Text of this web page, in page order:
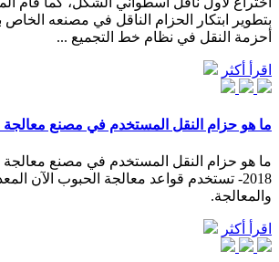
بتطوير ابتكار الحزام الناقل في مصنعه
أحزمة النقل في نظام خط التجميع ...
اقرأ أكثر
ما هو حزام النقل المستخدم في مصنع معالجة
2018- تستخدم قواعد معالجة الحبوب الآن
والمعالجة.
اقرأ أكثر